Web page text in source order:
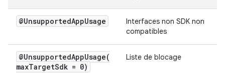
@UnsupportedAppUsage
Interfaces non SDK non
compatibles
@UnsupportedAppUsage(
maxTargetSdk = 0)
Liste de blocage